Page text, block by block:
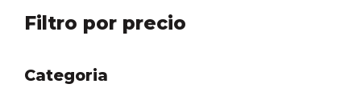
Filtro por precio
Categoria